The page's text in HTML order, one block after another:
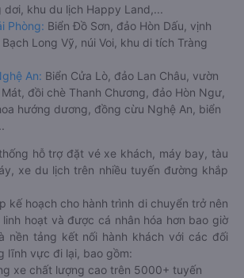
dơi, khu du lịch Happy Land,...
Phòng: Biển Đồ Sơn, đảo Hòn Dấu, vịnh
Long Vỹ, núi Voi, khu di tích Tràng
An: Biển Cửa Lò, đảo Lan Châu, vườn
đồi chè Thanh Chương, đảo Hòn Ngư,
hướng dương, đồng cừu Nghệ An, biển
hỗ trợ đặt vé xe khách, máy bay, tàu
xe du lịch trên nhiều tuyến đường khắp
kế hoạch cho hành trình di chuyển trở nên
hoạt và được cá nhân hóa hơn bao giờ
nền tảng kết nối hành khách với các đối
lĩnh vực đi lại, bao gồm:
xe chất lượng cao trên 5000+ tuyến